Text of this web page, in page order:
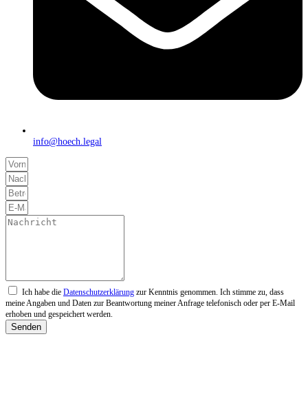
info@hoech.legal
Ich habe die Datenschutzerklärung zur Kenntnis genommen. Ich stimme zu, dass
meine Angaben und Daten zur Beantwortung meiner Anfrage telefonisch oder per E-Mail
erhoben und gespeichert werden.
Senden